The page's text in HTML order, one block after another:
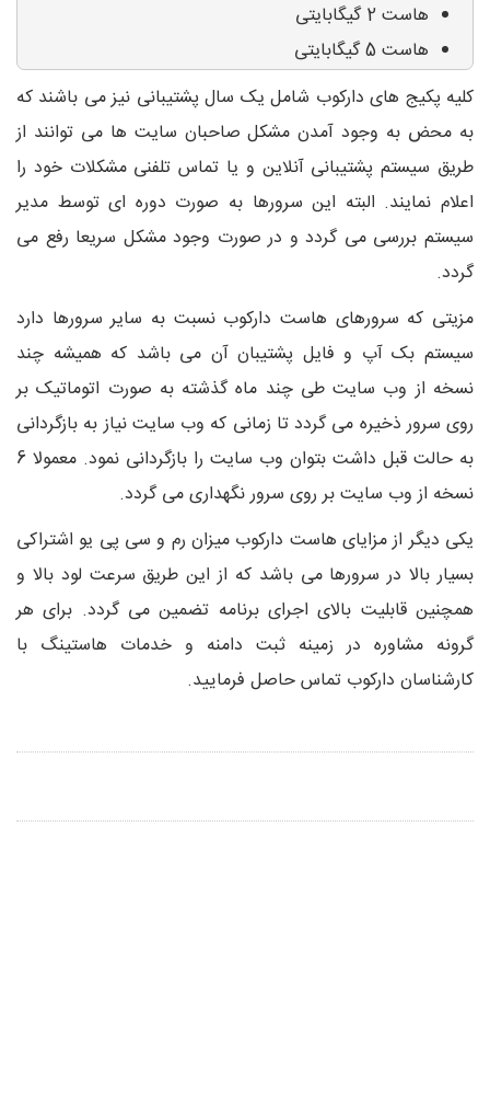
هاست 2 گیگابایتی
هاست 5 گیگابایتی
کلیه پکیج های دارکوب شامل یک سال پشتیبانی نیز می باشند که
به محض به وجود آمدن مشکل صاحبان سایت ها می توانند از
طریق سیستم پشتیبانی آنلاین و یا تماس تلفنی مشکلات خود را
اعلام نمایند. البته این سرورها به صورت دوره ای توسط مدیر
سیستم بررسی می گردد و در صورت وجود مشکل سریعا رفع می
گردد.
مزیتی که سرورهای هاست دارکوب نسبت به سایر سرورها دارد
سیستم بک آپ و فایل پشتیبان آن می باشد که همیشه چند
نسخه از وب سایت طی چند ماه گذشته به صورت اتوماتیک بر
روی سرور ذخیره می گردد تا زمانی که وب سایت نیاز به بازگردانی
به حالت قبل داشت بتوان وب سایت را بازگردانی نمود. معمولا 6
نسخه از وب سایت بر روی سرور نگهداری می گردد.
یکی دیگر از مزایای هاست دارکوب میزان رم و سی پی یو اشتراکی
بسیار بالا در سرورها می باشد که از این طریق سرعت لود بالا و
همچنین قابلیت بالای اجرای برنامه تضمین می گردد. برای هر
گرونه مشاوره در زمینه ثبت دامنه و خدمات هاستینگ با
کارشناسان دارکوب تماس حاصل فرمایید.